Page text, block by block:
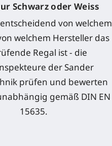
Schwarz oder Weiss
von welchem
welchem Hersteller das
Regal ist - die
der Sander
prüfen und bewerten
gemäß DIN EN
15635.